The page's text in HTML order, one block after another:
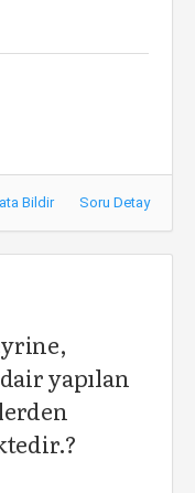
Bildir Soru Detay
yapılan